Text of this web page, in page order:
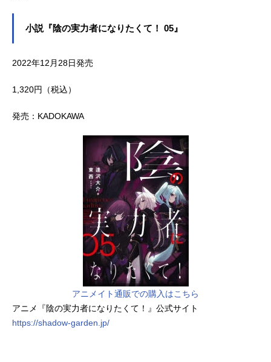
小説『陰の実力者になりたくて！ 05』
2022年12月28日発売
1,320円（税込）
発売：KADOKAWA
アニメイト通販での購入はこちら
アニメ『陰の実力者になりたくて！』公式サイト
https://shadow-garden.jp/